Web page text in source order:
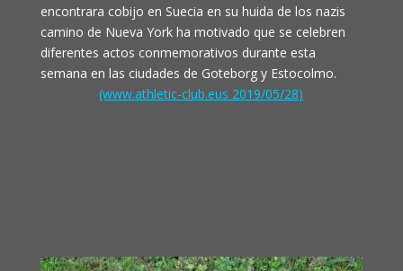
encontrara cobijo en Suecia en su huida de los nazis
camino de Nueva York ha motivado que se celebren
diferentes actos conmemorativos durante esta
semana en las ciudades de Goteborg y Estocolmo.
(www.athletic-club.eus 2019/05/28)